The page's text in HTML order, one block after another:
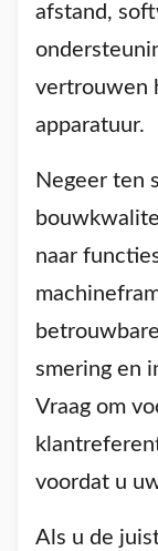
afstand,
vertrouwen
apparatuur.
Negeer ten
naar
smering en
Vraag om
voordat u
Als u de